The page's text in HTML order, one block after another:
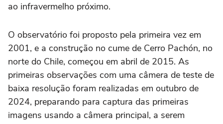
ao infravermelho próximo.
O observatório foi proposto pela primeira vez em
2001, e a construção no cume de Cerro Pachón, no
norte do Chile, começou em abril de 2015. As
primeiras observações com uma câmera de teste de
baixa resolução foram realizadas em outubro de
2024, preparando para captura das primeiras
imagens usando a câmera principal, a serem